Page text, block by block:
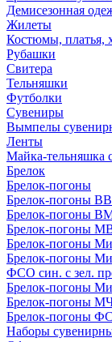
Демисезонная
Жилеты
Костюмы, платья,
Рубашки
Свитера
Тельняшки
Футболки
Сувениры
Вымпелы
Ленты
Майка-тельняшка
Брелок
Брелок-погоны
Брелок-погоны
Брелок-погоны
Брелок-погоны
Брелок-погоны
Брелок-погоны
ФСО син. с зел.
Брелок-погоны
Брелок-погоны
Брелок-погоны
Наборы